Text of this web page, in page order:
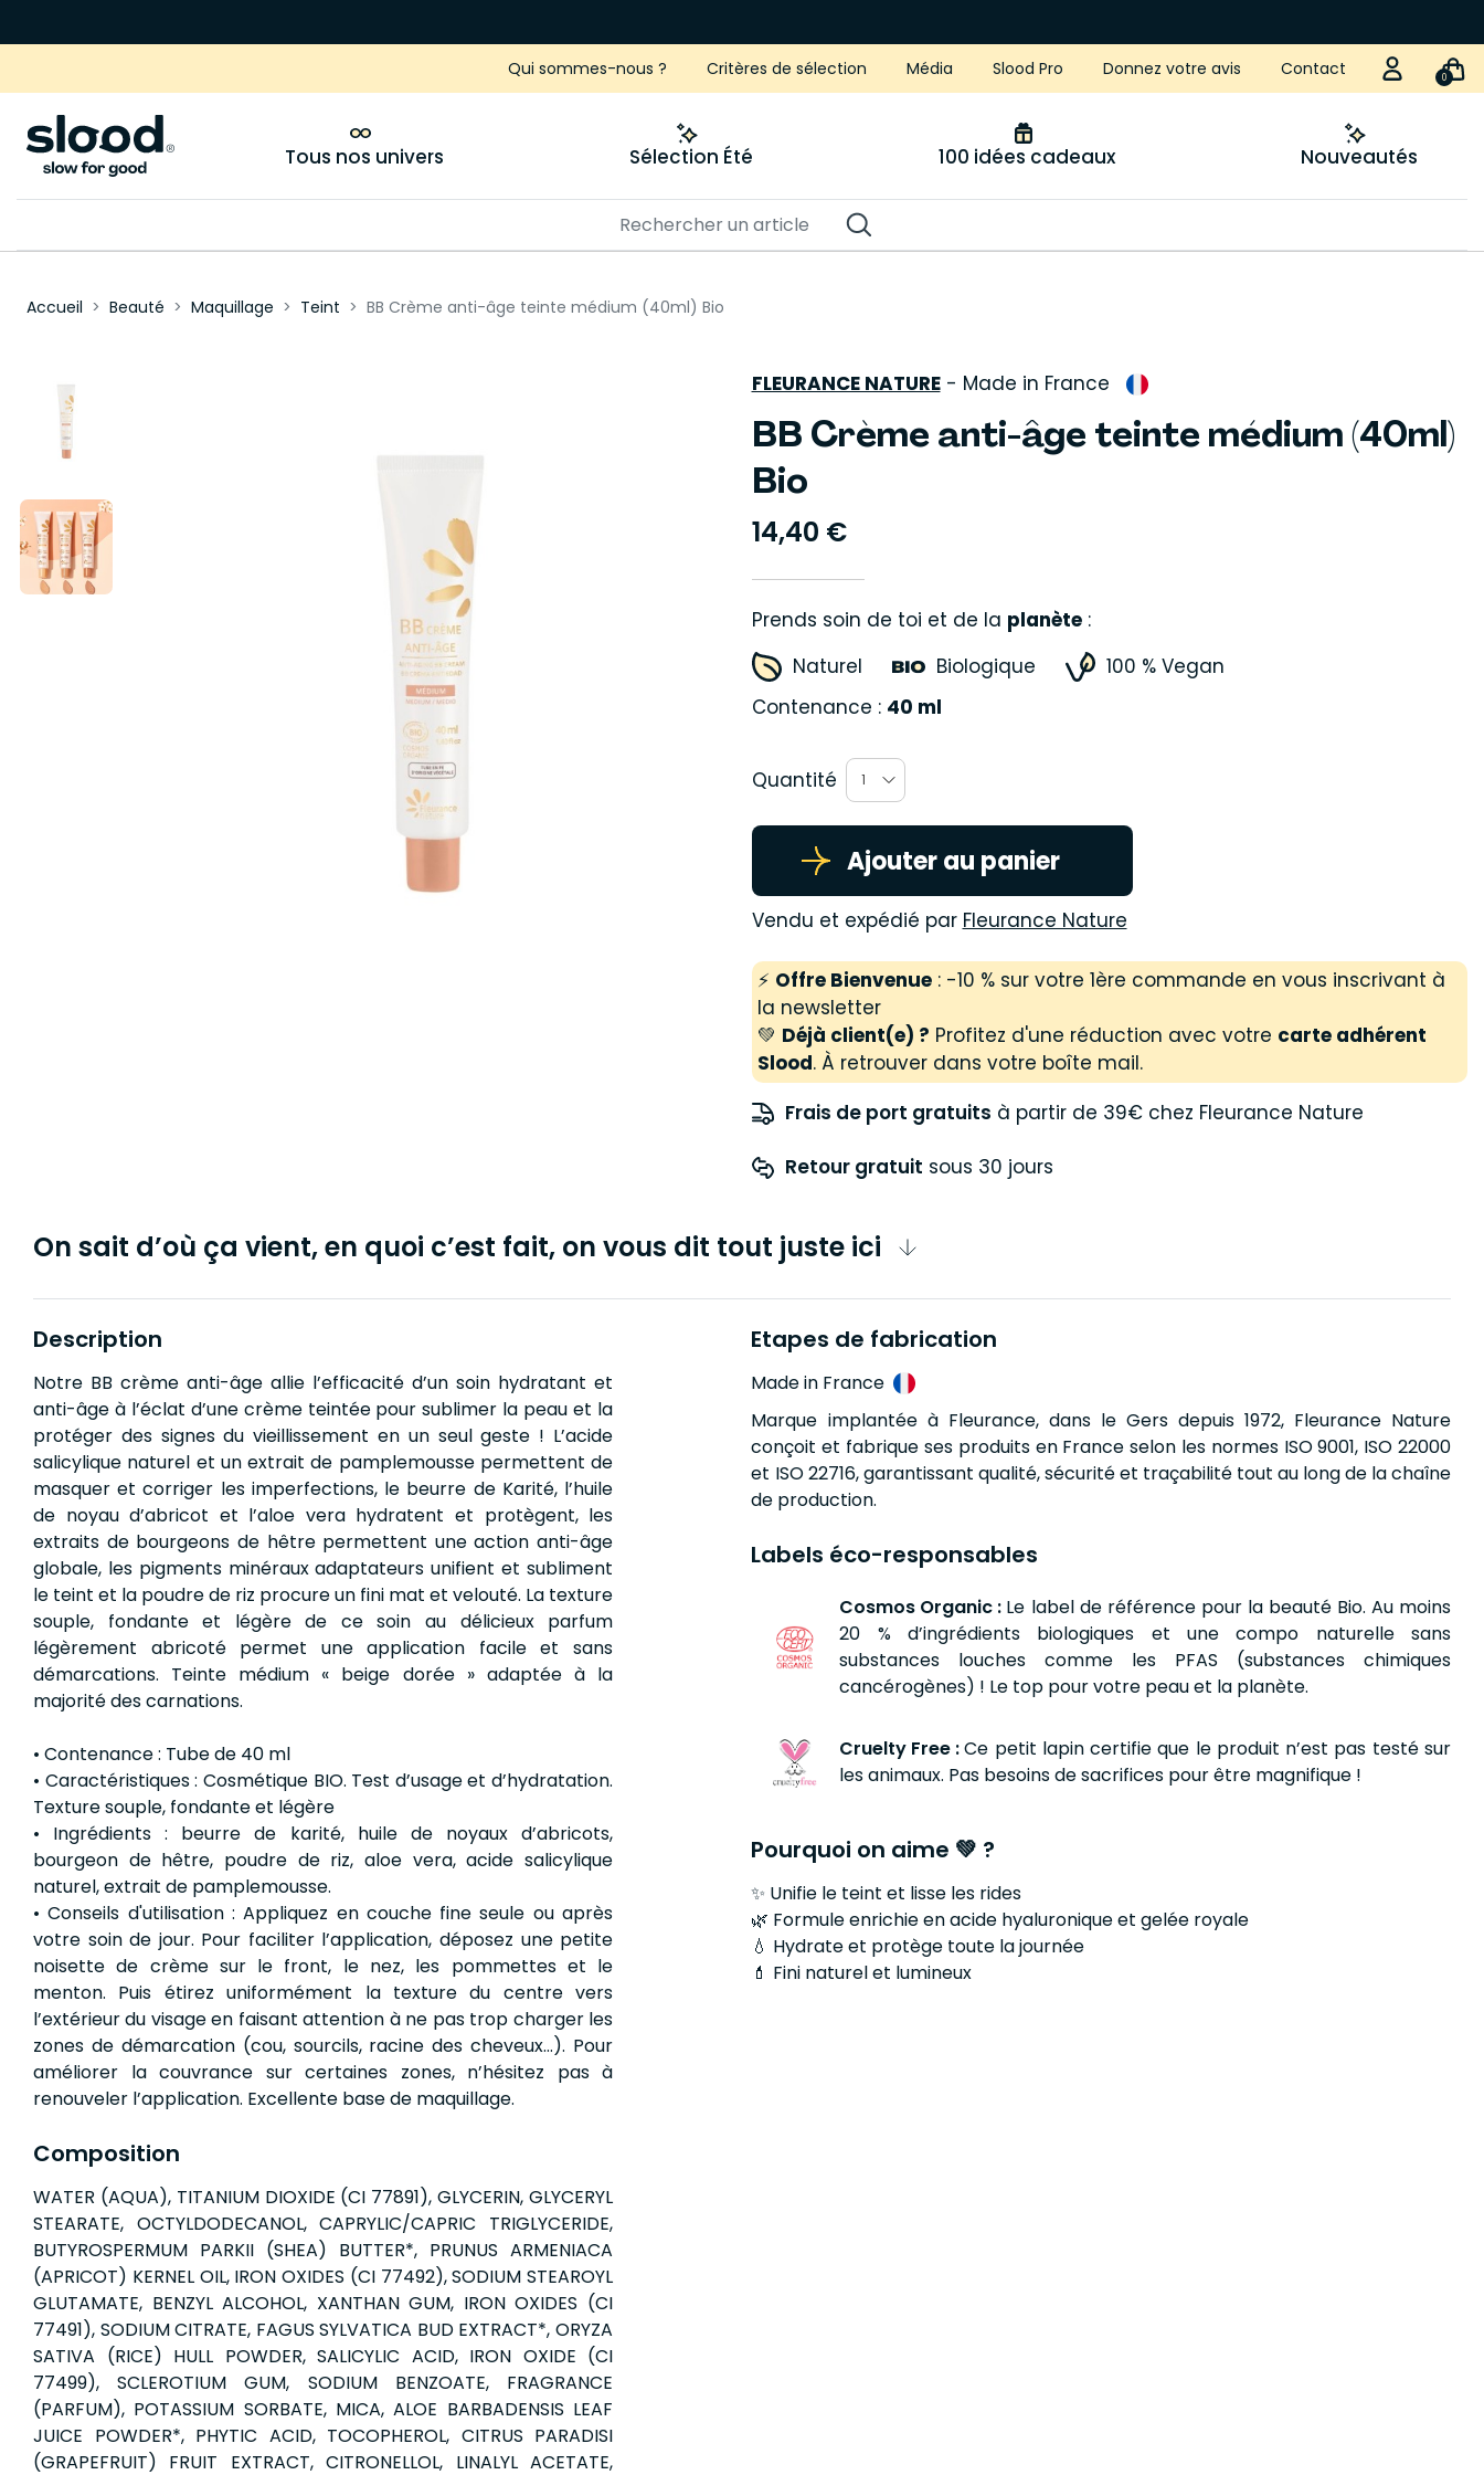
Qui sommes-nous ? Critères de sélection Média Slood Pro Donnez votre avis Contact 0
Tous nos univers Sélection Été 100 idées cadeaux Nouveautés
Accueil Beauté Maquillage Teint BB Crème anti-âge teinte médium (40ml) Bio
FLEURANCE NATURE- Made in France
BB Crème anti-âge teinte médium (40ml)
Bio
14,40 €
Prends soin de toi et de la planète:
Naturel
Biologique
100 % Vegan
Contenance : 40 ml
Quantité 1
Ajouter au panier
Vendu et expédié par Fleurance Nature
⚡ Offre Bienvenue: -10 % sur votre 1ère commande en vous inscrivant à
la newsletter
💚 Déjà client(e) ? Profitez d'une réduction avec votre carte adhérent
Slood. À retrouver dans votre boîte mail.
Frais de port gratuits à partir de 39€ chez Fleurance Nature
Retour gratuit sous 30 jours
On sait d’où ça vient, en quoi c’est fait, on vous dit tout juste ici
Description
Notre BB crème anti-âge allie l’efficacité d’un soin hydratant et
anti-âge à l’éclat d’une crème teintée pour sublimer la peau et la
protéger des signes du vieillissement en un seul geste ! L’acide
salicylique naturel et un extrait de pamplemousse permettent de
masquer et corriger les imperfections, le beurre de Karité, l’huile
de noyau d’abricot et l’aloe vera hydratent et protègent, les
extraits de bourgeons de hêtre permettent une action anti-âge
globale, les pigments minéraux adaptateurs unifient et subliment
le teint et la poudre de riz procure un fini mat et velouté. La texture
souple, fondante et légère de ce soin au délicieux parfum
légèrement abricoté permet une application facile et sans
démarcations. Teinte médium « beige dorée » adaptée à la
majorité des carnations.
• Contenance : Tube de 40 ml
• Caractéristiques : Cosmétique BIO. Test d’usage et d’hydratation.
Texture souple, fondante et légère
• Ingrédients : beurre de karité, huile de noyaux d’abricots,
bourgeon de hêtre, poudre de riz, aloe vera, acide salicylique
naturel, extrait de pamplemousse.
• Conseils d'utilisation : Appliquez en couche fine seule ou après
votre soin de jour. Pour faciliter l’application, déposez une petite
noisette de crème sur le front, le nez, les pommettes et le
menton. Puis étirez uniformément la texture du centre vers
l’extérieur du visage en faisant attention à ne pas trop charger les
zones de démarcation (cou, sourcils, racine des cheveux…). Pour
améliorer la couvrance sur certaines zones, n’hésitez pas à
renouveler l’application. Excellente base de maquillage.
Composition
WATER (AQUA), TITANIUM DIOXIDE (CI 77891), GLYCERIN, GLYCERYL
STEARATE, OCTYLDODECANOL, CAPRYLIC/CAPRIC TRIGLYCERIDE,
BUTYROSPERMUM PARKII (SHEA) BUTTER*, PRUNUS ARMENIACA
(APRICOT) KERNEL OIL, IRON OXIDES (CI 77492), SODIUM STEAROYL
GLUTAMATE, BENZYL ALCOHOL, XANTHAN GUM, IRON OXIDES (CI
77491), SODIUM CITRATE, FAGUS SYLVATICA BUD EXTRACT*, ORYZA
SATIVA (RICE) HULL POWDER, SALICYLIC ACID, IRON OXIDE (CI
77499), SCLEROTIUM GUM, SODIUM BENZOATE, FRAGRANCE
(PARFUM), POTASSIUM SORBATE, MICA, ALOE BARBADENSIS LEAF
JUICE POWDER*, PHYTIC ACID, TOCOPHEROL, CITRUS PARADISI
(GRAPEFRUIT) FRUIT EXTRACT, CITRONELLOL, LINALYL ACETATE,
Etapes de fabrication
Made in France
Marque implantée à Fleurance, dans le Gers depuis 1972, Fleurance Nature
conçoit et fabrique ses produits en France selon les normes ISO 9001, ISO 22000
et ISO 22716, garantissant qualité, sécurité et traçabilité tout au long de la chaîne
de production.
Labels éco-responsables
Cosmos Organic : Le label de référence pour la beauté Bio. Au moins
20 % d’ingrédients biologiques et une compo naturelle sans
substances louches comme les PFAS (substances chimiques
cancérogènes) ! Le top pour votre peau et la planète.
Cruelty Free :Ce petit lapin certifie que le produit n’est pas testé sur
les animaux. Pas besoins de sacrifices pour être magnifique !
Pourquoi on aime 💚 ?
✨ Unifie le teint et lisse les rides
🌿 Formule enrichie en acide hyaluronique et gelée royale
💧 Hydrate et protège toute la journée
💄 Fini naturel et lumineux